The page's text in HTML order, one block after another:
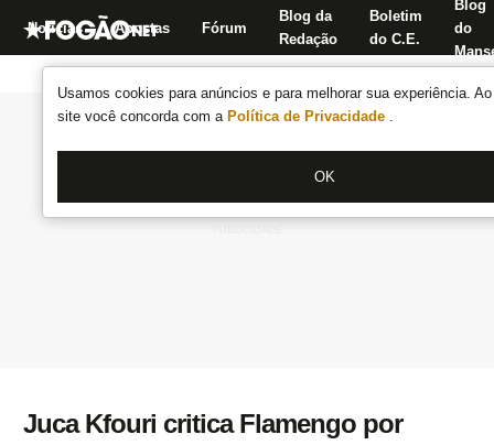
Usamos cookies para anúncios e para melhorar sua experiência.
site você concorda com a Política de Privacidade .
OK
Notícias Apostas Fórum
Blog da
Redação
Boletim
do C.E.
Blog
do
Juca Kfouri critica Flamengo por